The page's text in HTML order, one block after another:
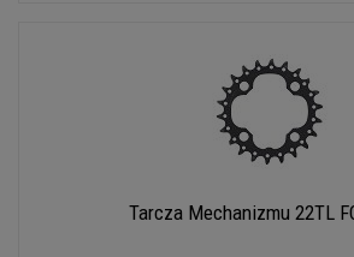
Tarcza Mechanizmu 22TL